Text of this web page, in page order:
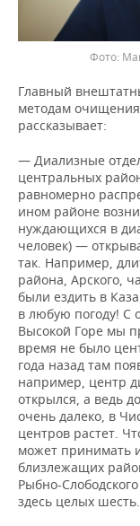
Фото:
Главный
методам
рассказывает:
— Диализные
центральных
равномерно
ином районе
нуждающихся в
человек) —
так. Например,
района, Арского,
были ездить в
в любую погоду! С
Высокой Горе мы
время не было
года назад там
например, центр
открылся, а ведь
очень далеко, в
центров растет.
может принимать
близлежащих
Рыбно-
здесь целых шесть.